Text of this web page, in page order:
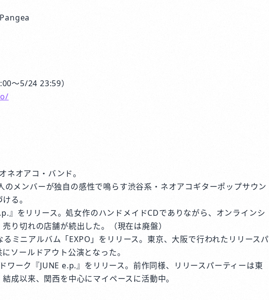
～5/24 23:59）
ネオアコ・バンド。
メンバーが独自の感性で鳴らす渋谷系・ネオアコギターポップサウン
る。
』をリリース。処女作のハンドメイドCDでありながら、オンラインシ
り切れの店舗が続出した。（現在は廃盤）
ミニアルバム「EXPO」をリリース。東京、大阪で行われたリリースパ
ソールドアウト公演となった。
ワーク『JUNE e.p.』をリリース。前作同様、リリースパーティーは東
成以来、関西を中心にマイペースに活動中。